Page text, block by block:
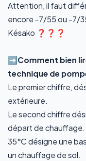
Attention, il faut
encore -7/55 ou -7/
Késako ❓️❓️❓️
➡️Comment bien
technique de
Le premier chiffre,
extérieure.
Le second chiffre
départ de chauffage.
35°C désigne une
un chauffage de sol.